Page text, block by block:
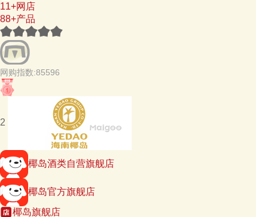
11+网店
88+产品
网购指数:85596
2
椰岛酒类自营旗舰店
椰岛官方旗舰店
椰岛旗舰店